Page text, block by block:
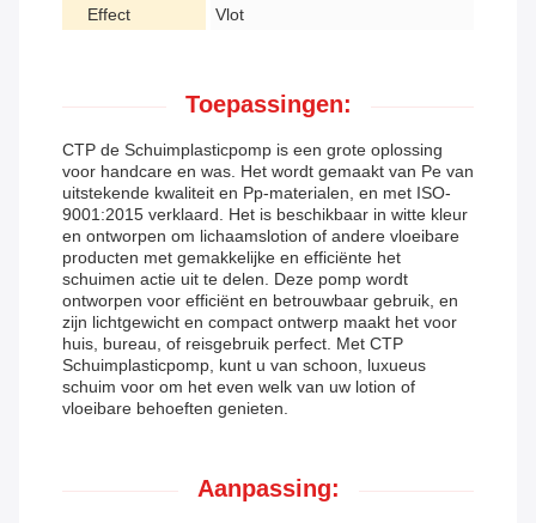
Effect
Vlot
Toepassingen:
CTP de Schuimplasticpomp is een grote oplossing
voor handcare en was. Het wordt gemaakt van Pe van
uitstekende kwaliteit en Pp-materialen, en met ISO-
9001:2015 verklaard. Het is beschikbaar in witte kleur
en ontworpen om lichaamslotion of andere vloeibare
producten met gemakkelijke en efficiënte het
schuimen actie uit te delen. Deze pomp wordt
ontworpen voor efficiënt en betrouwbaar gebruik, en
zijn lichtgewicht en compact ontwerp maakt het voor
huis, bureau, of reisgebruik perfect. Met CTP
Schuimplasticpomp, kunt u van schoon, luxueus
schuim voor om het even welk van uw lotion of
vloeibare behoeften genieten.
Aanpassing: